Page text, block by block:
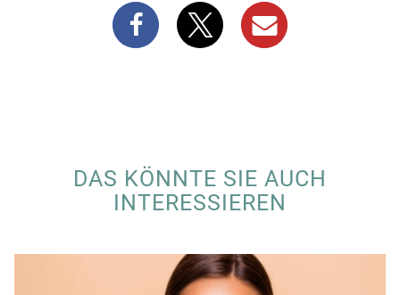
DAS KÖNNTE SIE AUCH
INTERESSIEREN